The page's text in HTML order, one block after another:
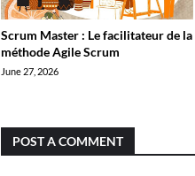
Scrum Master : Le facilitateur de la
méthode Agile Scrum
June 27, 2026
POST A COMMENT